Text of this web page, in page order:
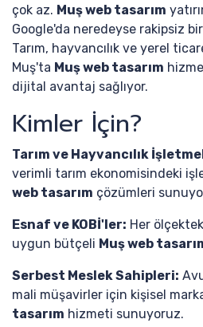
çok az. Muş web tasarım
Google'da neredeyse rakipsiz
Tarım, hayvancılık ve yerel
Muş'ta Muş web tasarım
dijital avantaj sağlıyor.
Kimler İçin?
Tarım ve Hayvancılık
verimli tarım ekonomisindeki
web tasarım çözümleri
Esnaf ve KOBİ'ler: Her
uygun bütçeli Muş web
Serbest Meslek Sahipleri:
mali müşavirler için kişisel
tasarım hizmeti sunuyoruz.